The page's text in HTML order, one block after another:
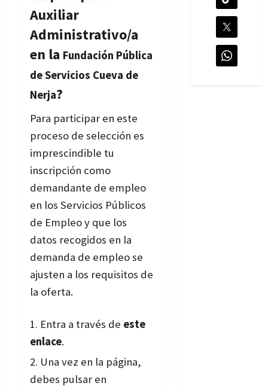
Auxiliar
Administrativo/a
en la Fundación Pública
de Servicios Cueva de
Nerja?
Para participar en este
proceso de selección es
imprescindible tu
inscripción como
demandante de empleo
en los Servicios Públicos
de Empleo y que los
datos recogidos en la
demanda de empleo se
ajusten a los requisitos de
la oferta.
Entra a través de este
enlace.
Una vez en la página,
debes pulsar en